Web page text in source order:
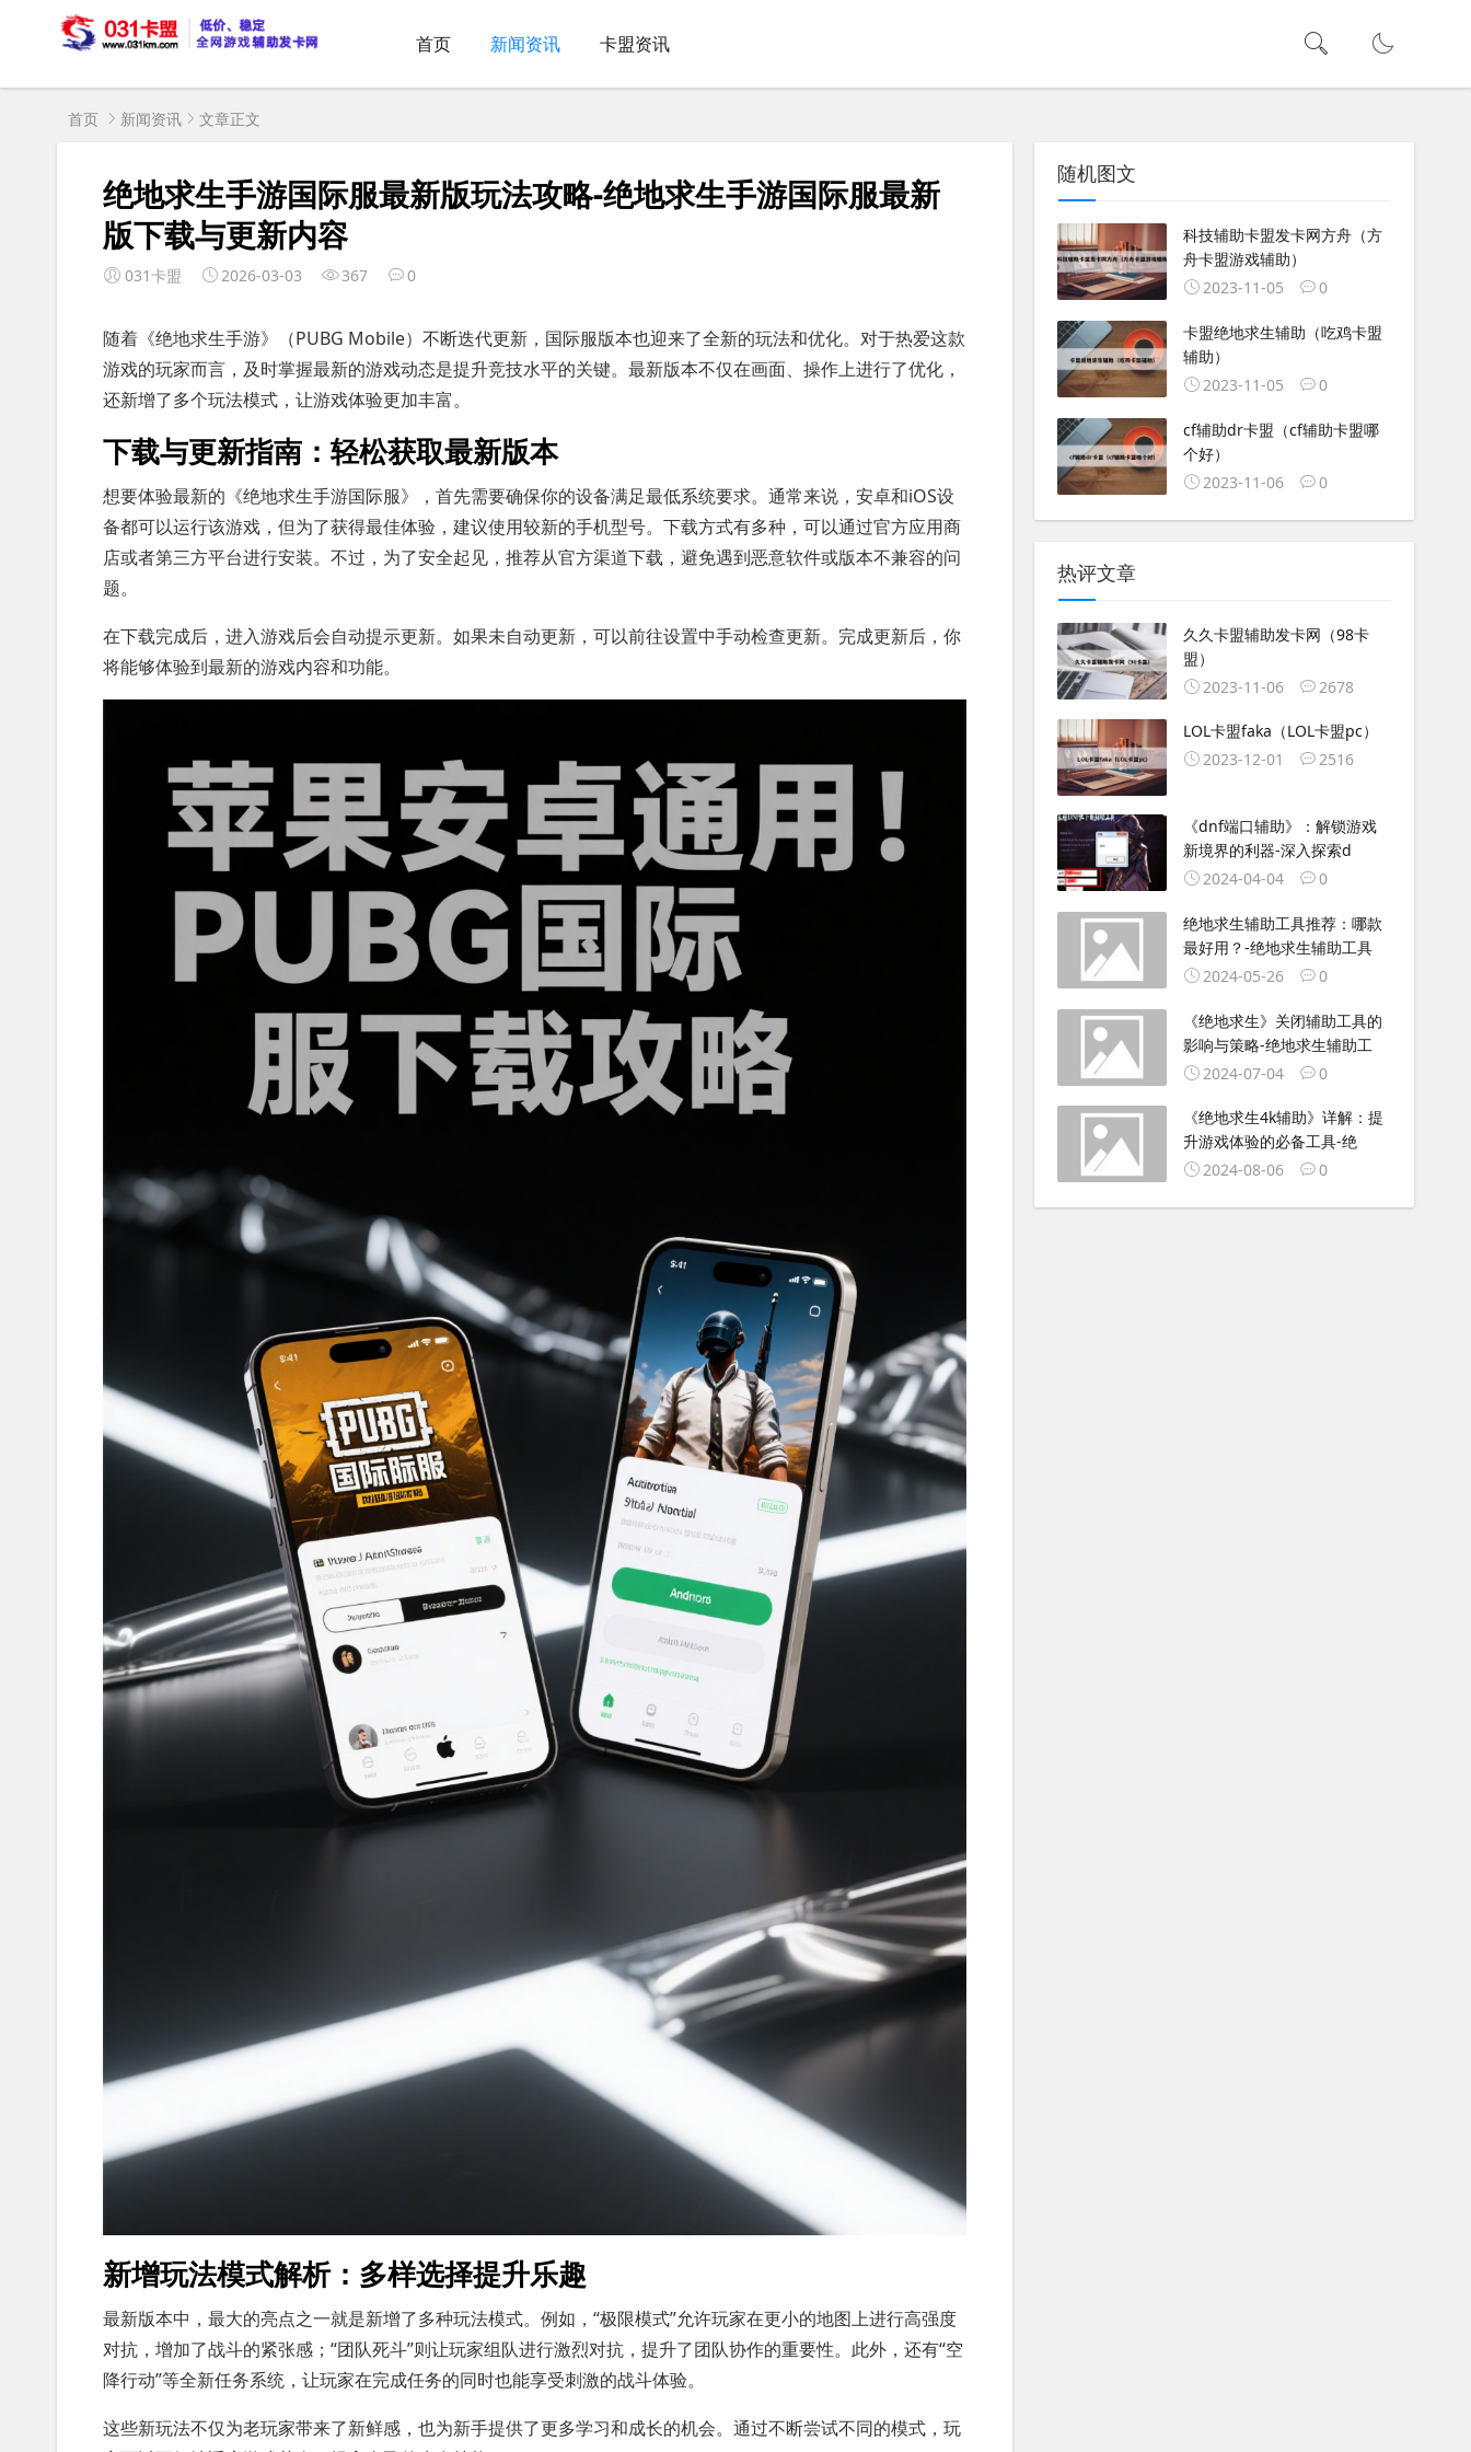
首页 新闻资讯 卡盟资讯
首页 新闻资讯 文章正文
绝地求生手游国际服最新版玩法攻略-绝地求生手游国际服最新
版下载与更新内容
031卡盟 2026-03-03 367 0
随着《绝地求生手游》（PUBG Mobile）不断迭代更新，国际服版本也迎来了全新的玩法和优化。对于热爱这款
游戏的玩家而言，及时掌握最新的游戏动态是提升竞技水平的关键。最新版本不仅在画面、操作上进行了优化，
还新增了多个玩法模式，让游戏体验更加丰富。
下载与更新指南：轻松获取最新版本
想要体验最新的《绝地求生手游国际服》，首先需要确保你的设备满足最低系统要求。通常来说，安卓和iOS设
备都可以运行该游戏，但为了获得最佳体验，建议使用较新的手机型号。下载方式有多种，可以通过官方应用商
店或者第三方平台进行安装。不过，为了安全起见，推荐从官方渠道下载，避免遇到恶意软件或版本不兼容的问
题。
在下载完成后，进入游戏后会自动提示更新。如果未自动更新，可以前往设置中手动检查更新。完成更新后，你
将能够体验到最新的游戏内容和功能。
新增玩法模式解析：多样选择提升乐趣
最新版本中，最大的亮点之一就是新增了多种玩法模式。例如，“极限模式”允许玩家在更小的地图上进行高强度
对抗，增加了战斗的紧张感；“团队死斗”则让玩家组队进行激烈对抗，提升了团队协作的重要性。此外，还有“空
降行动”等全新任务系统，让玩家在完成任务的同时也能享受刺激的战斗体验。
这些新玩法不仅为老玩家带来了新鲜感，也为新手提供了更多学习和成长的机会。通过不断尝试不同的模式，玩
随机图文
科技辅助卡盟发卡网方舟（方
舟卡盟游戏辅助）
2023-11-05
0
卡盟绝地求生辅助（吃鸡卡盟
辅助）
2023-11-05
0
cf辅助dr卡盟（cf辅助卡盟哪
个好）
2023-11-06
0
热评文章
久久卡盟辅助发卡网（98卡
盟）
2023-11-06
2678
LOL卡盟faka（LOL卡盟pc）
2023-12-01
2516
《dnf端口辅助》：解锁游戏
新境界的利器-深入探索d
2024-04-04
0
绝地求生辅助工具推荐：哪款
最好用？-绝地求生辅助工具
2024-05-26
0
《绝地求生》关闭辅助工具的
影响与策略-绝地求生辅助工
2024-07-04
0
《绝地求生4k辅助》详解：提
升游戏体验的必备工具-绝
2024-08-06
0